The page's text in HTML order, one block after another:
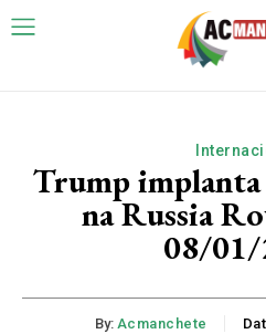
Trump implanta
na Russia
08/01/
By: Acmanchete